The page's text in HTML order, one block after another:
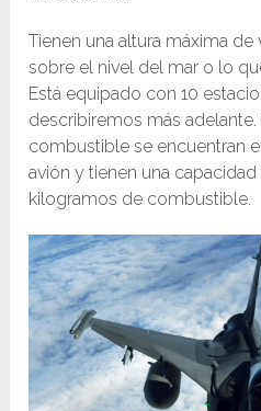
Tienen una altura máxima
sobre el nivel del mar o lo
Está equipado con 10
describiremos más
combustible se encuentran
avión y tienen una
kilogramos de combustible.